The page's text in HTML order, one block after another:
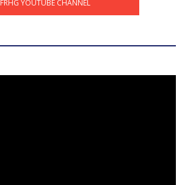
FRHG YOUTUBE CHANNEL